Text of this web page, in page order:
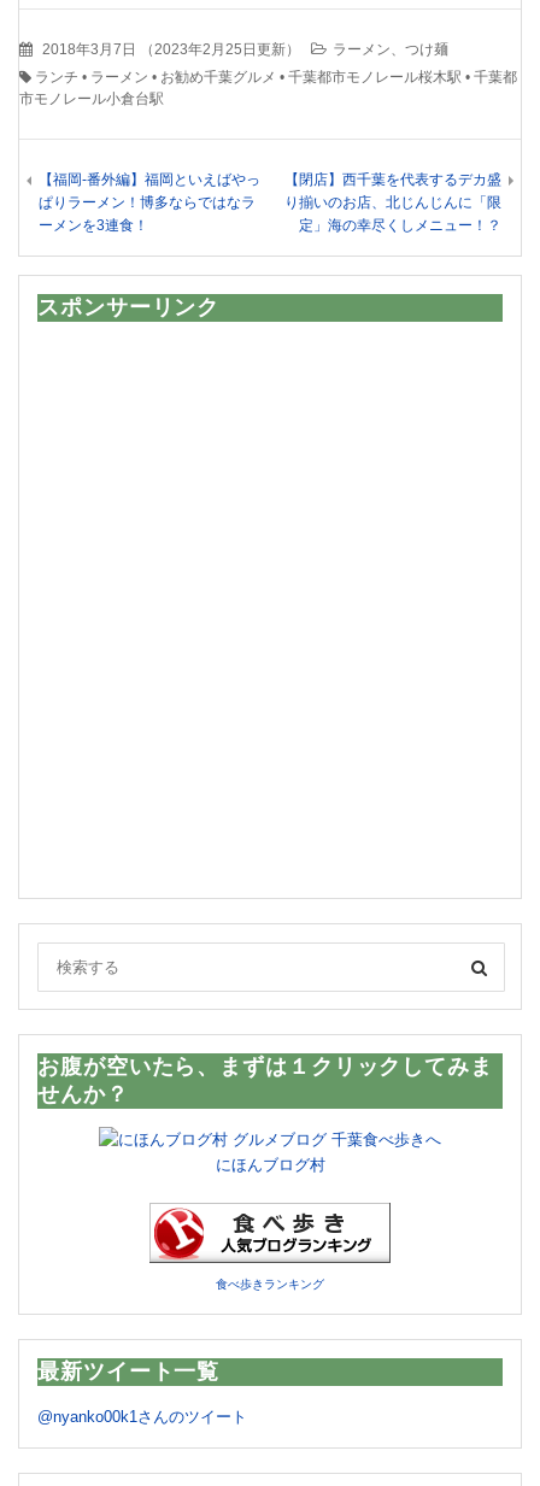
2018年3月7日 （2023年2月25日更新）
ラーメン、つけ麺
ランチ • ラーメン • お勧め千葉グルメ • 千葉都市モノレール桜木駅 • 千葉都
市モノレール小倉台駅
【福岡-番外編】福岡といえばやっ
ぱりラーメン！博多ならではなラ
ーメンを3連食！
【閉店】西千葉を代表するデカ盛
り揃いのお店、北じんじんに「限
定」海の幸尽くしメニュー！？
スポンサーリンク
お腹が空いたら、まずは１クリックしてみま
せんか？
にほんブログ村
食べ歩きランキング
最新ツイート一覧
@nyanko00k1さんのツイート